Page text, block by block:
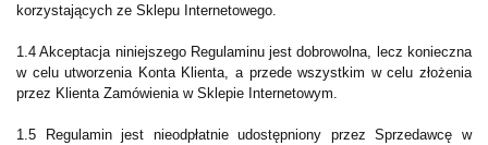
korzystających ze Sklepu Internetowego.
1.4 Akceptacja niniejszego Regulaminu jest dobrowolna, lecz konieczna
w celu utworzenia Konta Klienta, a przede wszystkim w celu złożenia
przez Klienta Zamówienia w Sklepie Internetowym.
1.5 Regulamin jest nieodpłatnie udostępniony przez Sprzedawcę w